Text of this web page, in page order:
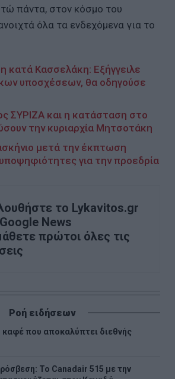
πάντα, στον κόσμο του
όλα τα ενδεχόμενα για το
κατά Κασσελάκη: Εξήγγειλε
υποσχέσεων, θα οδηγούσε
ΣΥΡΙΖΑ και η κατάσταση στο
την κυριαρχία Μητσοτάκη
μετά την έκπτωση
για την προεδρία
το Lykavitos.gr
News
πρώτοι όλες τις
Ροή ειδήσεων
που αποκαλύπτει διεθνής
Το Canadair 515 με την